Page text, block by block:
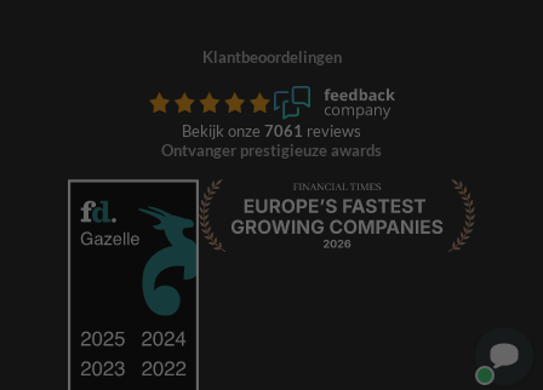
Klantbeoordelingen
Bekijk onze 7061 reviews
Ontvanger prestigieuze awards